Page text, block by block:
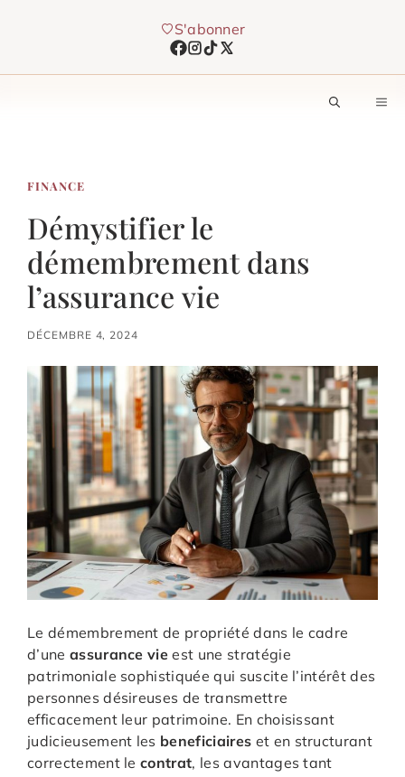
S'abonner
FINANCE
Démystifier le
démembrement dans
l’assurance vie
DÉCEMBRE 4, 2024
Le démembrement de propriété dans le cadre
d’une assurance vie est une stratégie
patrimoniale sophistiquée qui suscite l’intérêt des
personnes désireuses de transmettre
efficacement leur patrimoine. En choisissant
judicieusement les beneficiaires et en structurant
correctement lecontrat, les avantages tant